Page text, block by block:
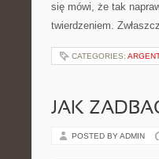
się mówi, że tak
twierdzeniem.
CATEGORIES:
JAK
POSTED BY ADMIN